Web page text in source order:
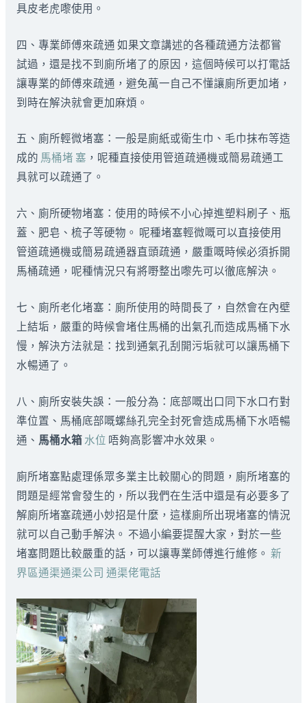
具皮老虎嚟使用。
四、專業師傅來疏通 如果文章講述的各種疏通方法都嘗
試過，還是找不到廁所堵了的原因，這個時候可以打電話
讓專業的師傅來疏通，避免萬一自己不懂讓廁所更加堵，
到時在解決就會更加麻煩。
五、廁所輕微堵塞：一般是廁紙或衛生巾、毛巾抹布等造
成的 馬桶堵 塞 ，呢種直接使用管道疏通機或簡易疏通工
具就可以疏通了。
六、廁所硬物堵塞：使用的時候不小心掉進塑料刷子、瓶
蓋、肥皂、梳子等硬物。 呢種堵塞輕微嘅可以直接使用
管道疏通機或簡易疏通器直頭疏通，嚴重嘅時候必須拆開
馬桶疏通，呢種情況只有將嘢整出嚟先可以徹底解決。
七、廁所老化堵塞：廁所使用的時間長了，自然會在內壁
上結垢，嚴重的時候會堵住馬桶的出氣孔而造成馬桶下水
慢，解決方法就是：找到通氣孔刮開污垢就可以讓馬桶下
水暢通了。
八、廁所安裝失誤：一般分為：底部嘅出口同下水口冇對
準位置、馬桶底部嘅螺絲孔完全封死會造成馬桶下水唔暢
通、 馬桶水箱 水位 唔夠高影響冲水效果。
廁所堵塞點處理係眾多業主比較關心的問題，廁所堵塞的
問題是經常會發生的，所以我們在生活中還是有必要多了
解廁所堵塞疏通小妙招是什麼，這樣廁所出現堵塞的情況
就可以自己動手解決。 不過小編要提醒大家，對於一些
堵塞問題比較嚴重的話，可以讓專業師傅進行維修。 新
界區通渠通渠公司 通渠佬電話